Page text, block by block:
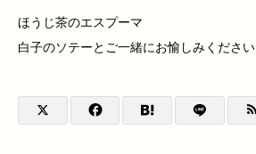
ほうじ茶のエスプーマ
白子のソテーとご一緒にお愉しみください